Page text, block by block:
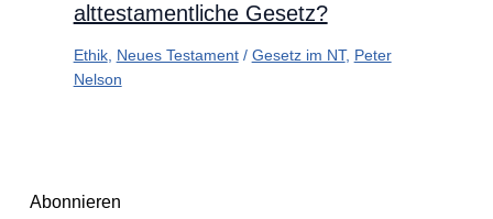
alttestamentliche Gesetz?
Ethik, Neues Testament/ Gesetz im NT, Peter
Nelson
Abonnieren